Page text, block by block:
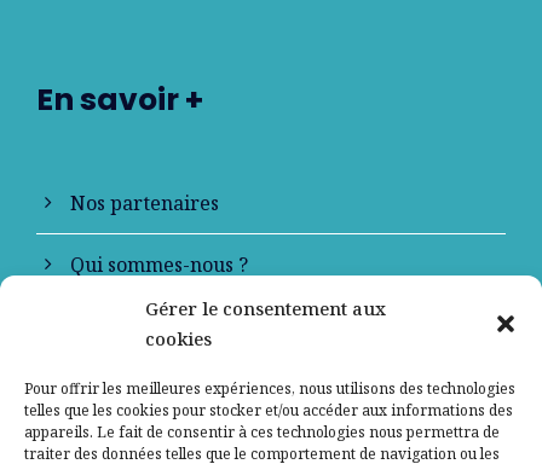
Gérer le consentement aux
cookies
Pour offrir les meilleures expériences, nous utilisons des technologies
telles que les cookies pour stocker et/ou accéder aux informations des
appareils. Le fait de consentir à ces technologies nous permettra de
traiter des données telles que le comportement de navigation ou les
En savoir +
Nos partenaires
Qui sommes-nous ?
Contactez-nous
Mentions légales
Politique de confidentialité